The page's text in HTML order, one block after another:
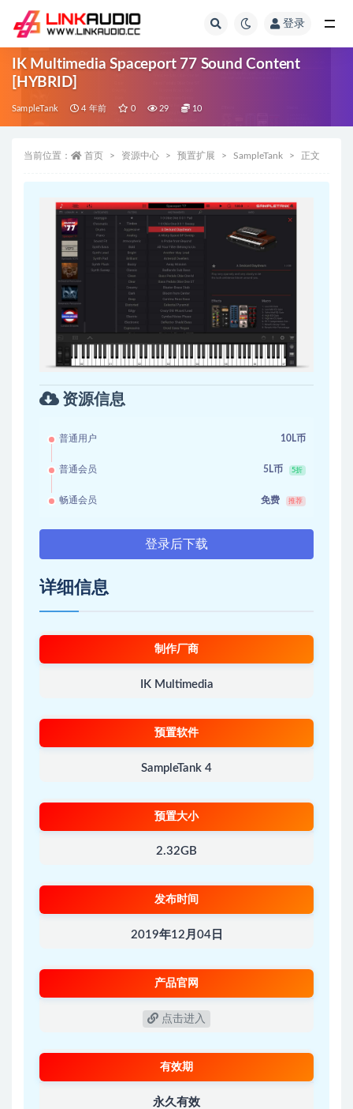
登录
IK Multimedia Spaceport 77 Sound Content
[HYBRID]
SampleTank 4 年前 0 29 10
当前位置： 首页 资源中心 预置扩展 SampleTank 正文
资源信息
普通用户 10L币
普通会员 5L币 5折
畅通会员 免费 推荐
登录后下载
详细信息
制作厂商
IK Multimedia
预置软件
SampleTank 4
预置大小
2.32GB
发布时间
2019年12月04日
产品官网
点击进入
有效期
永久有效